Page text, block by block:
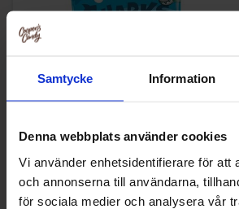
Samtycke Information
Denna webbplats använder cookies
Vi använder enhetsidentifierare för att
och annonserna till användarna,
för sociala medier och analysera vår
Trolli Hajar 100g
14.90 kr